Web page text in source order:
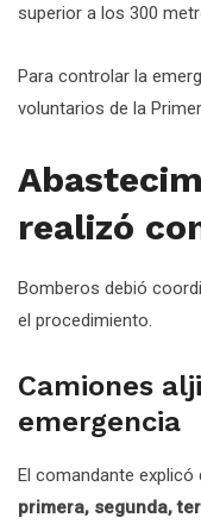
superior a los 300
Para controlar la
voluntarios de la
realizó
Bomberos debió
el procedimiento.
Camiones
emergencia
El comandante explicó
primera, segunda,